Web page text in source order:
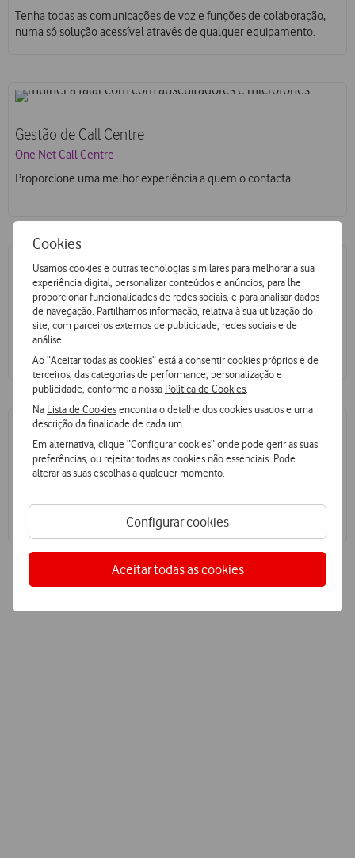
Cookies
Usamos cookies e outras tecnologias similares para melhorar a sua
experiência digital, personalizar conteúdos e anúncios, para lhe
proporcionar funcionalidades de redes sociais, e para analisar dados
de navegação. Partilhamos informação, relativa à sua utilização do
site, com parceiros externos de publicidade, redes sociais e de
análise.
Ao “Aceitar todas as cookies” está a consentir cookies próprios e de
terceiros, das categorias de performance, personalização e
publicidade, conforme a nossa Política de Cookies
Na Lista de Cookiesencontra o detalhe dos cookies usados e uma
descrição da finalidade de cada um.
Em alternativa, clique “Configurar cookies” onde pode gerir as suas
preferências, ou rejeitar todas as cookies não essenciais. Pode
alterar as suas escolhas a qualquer momento.
Configurar cookies
Aceitar todas as cookies
Tenha todas as comunicações de voz e funções de colaboração,
numa só solução acessível através de qualquer equipamento.
Gestão de Call Centre
One Net Call Centre
Proporcione uma melhor experiência a quem o contacta.
Gestão de Contact Centre
One Net Contact Centre
Garanta uma relação personalizada e próxima dos seus clientes,
independentemente do canal de comunicação escolhido.
Gestão Hoteleira
One Net Checkout
Acompanhe e fature, em tempo real, as chamadas de voz
efetuadas pelos seus hóspedes.